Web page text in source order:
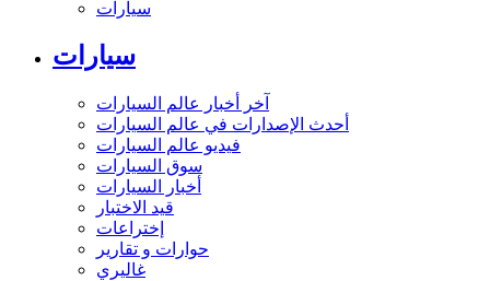
سيارات
سيارات
آخر أخبار عالم السيارات
أحدث الإصدارات في عالم السيارات
فيديو عالم السيارات
سوق السيارات
أخبار السيارات
قيد الاختبار
إختراعات
حوارات و تقارير
غاليري